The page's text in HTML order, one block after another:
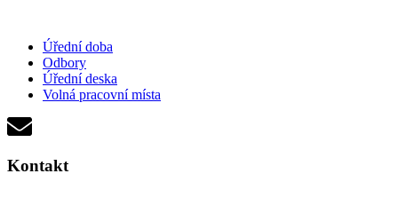
Úřední doba
Odbory
Úřední deska
Volná pracovní místa
Kontakt